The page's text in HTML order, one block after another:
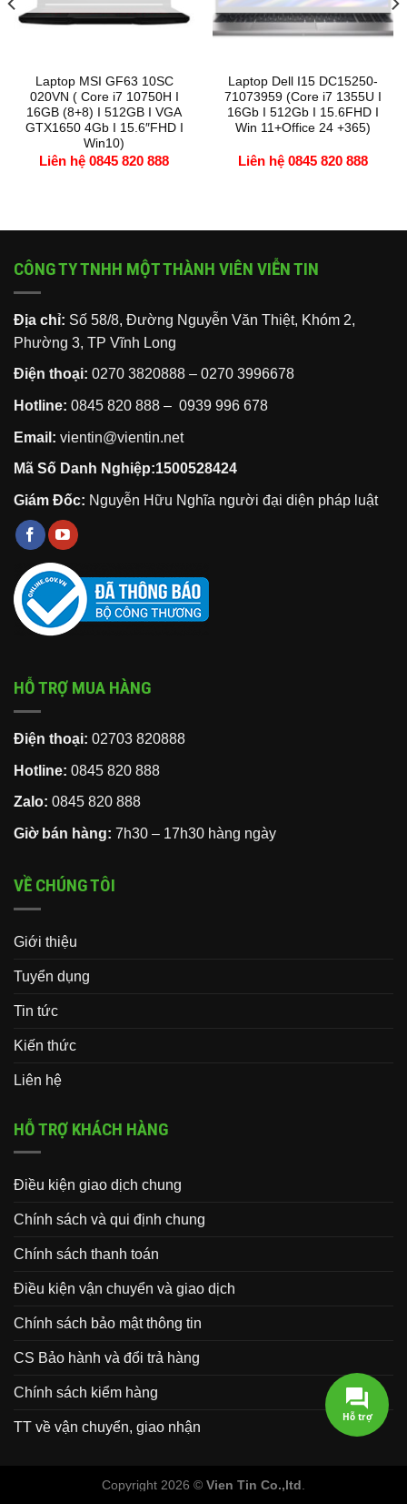
Laptop MSI GF63 10SC
020VN ( Core i7 10750H I
16GB (8+8) I 512GB I VGA
GTX1650 4Gb I 15.6″FHD I
Win10)
Liên hệ 0845 820 888
Laptop Dell I15 DC15250-
71073959 (Core i7 1355U I
16Gb I 512Gb I 15.6FHD I
Win 11+Office 24 +365)
Liên hệ 0845 820 888
CÔNG TY TNHH MỘT THÀNH VIÊN VIỄN TIN
Địa chỉ: Số 58/8, Đường Nguyễn Văn Thiệt, Khóm 2,
Phường 3, TP Vĩnh Long
Điện thoại: 0270 3820888 – 0270 3996678
Hotline: 0845 820 888 – 0939 996 678
Email: vientin@vientin.net
Mã Số Danh Nghiệp:1500528424
Giám Đốc: Nguyễn Hữu Nghĩa người đại diện pháp luật
HỖ TRỢ MUA HÀNG
Điện thoại: 02703 820888
Hotline: 0845 820 888
Zalo: 0845 820 888
Giờ bán hàng: 7h30 – 17h30 hàng ngày
VỀ CHÚNG TÔI
Giới thiệu
Tuyển dụng
Tin tức
Kiến thức
Liên hệ
HỖ TRỢ KHÁCH HÀNG
Điều kiện giao dịch chung
Chính sách và qui định chung
Chính sách thanh toán
Điều kiện vận chuyển và giao dịch
Chính sách bảo mật thông tin
CS Bảo hành và đổi trả hàng
Chính sách kiểm hàng
TT về vận chuyển, giao nhận
Copyright 2026 © Vien Tin Co.,ltd.
Hỗ trợ